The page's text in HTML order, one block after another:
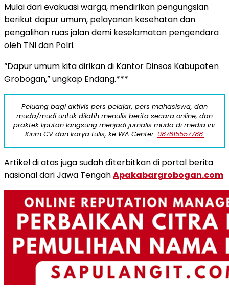
Mulai dari evakuasi warga, mendirikan pengungsian
berikut dapur umum, pelayanan kesehatan dan
pengalihan ruas jalan demi keselamatan pengendara
oleh TNI dan Polri.
“Dapur umum kita dirikan di Kantor Dinsos Kabupaten
Grobogan,” ungkap Endang.***
Peluang bagi aktivis pers pelajar, pers mahasiswa, dan
muda/mudi untuk dilatih menulis berita secara online, dan
praktek liputan langsung menjadi jurnalis muda di media ini.
Kirim CV dan karya tulis, ke WA Center: 087815557788.
Artikel di atas juga sudah dìterbitkan di portal berita
nasional dari Jawa TengahApakabargrobogan.com